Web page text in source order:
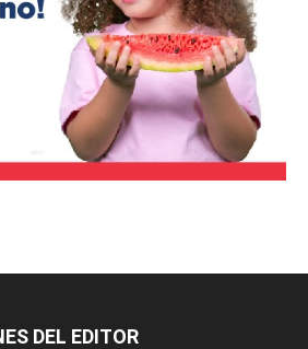
DEL EDITOR